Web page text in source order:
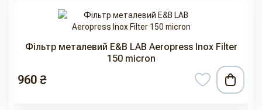
Фільтр металевий E&B LAB Aeropress Inox Filter
150 micron
960 ₴